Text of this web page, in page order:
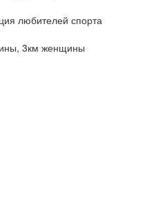
любителей спорта
3км женщины